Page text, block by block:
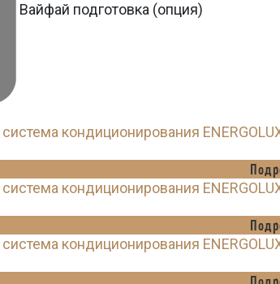
Вайфай подготовка (опция)
кондиционирования
кондиционирования
кондиционирования